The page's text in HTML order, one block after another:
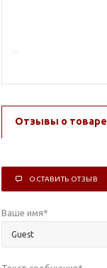
Отзывы о товаре
ОСТАВИТЬ ОТЗЫВ
Ваше имя*